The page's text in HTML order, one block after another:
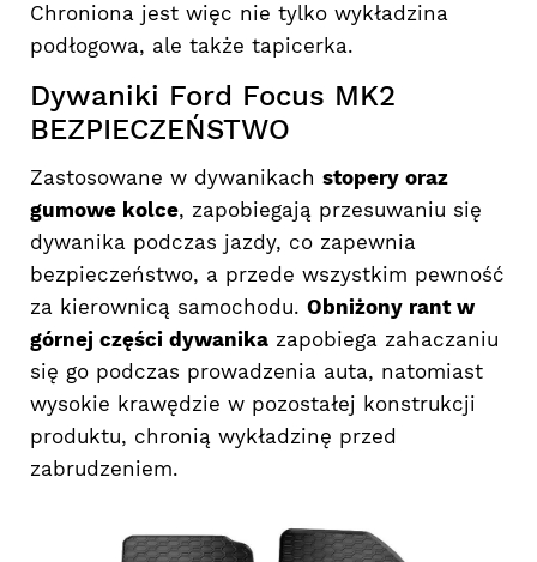
Chroniona jest więc nie tylko wykładzina
podłogowa, ale także tapicerka.
Dywaniki Ford Focus MK2
BEZPIECZEŃSTWO
Zastosowane w dywanikach stopery oraz
gumowe kolce, zapobiegają przesuwaniu się
dywanika podczas jazdy, co zapewnia
bezpieczeństwo, a przede wszystkim pewność
za kierownicą samochodu. Obniżony rant w
górnej części dywanika zapobiega zahaczaniu
się go podczas prowadzenia auta, natomiast
wysokie krawędzie w pozostałej konstrukcji
produktu, chronią wykładzinę przed
zabrudzeniem.